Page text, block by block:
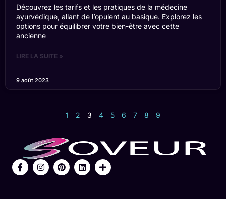
Découvrez les tarifs et les pratiques de la médecine
ayurvédique, allant de l’opulent au basique. Explorez les
options pour équilibrer votre bien-être avec cette
ancienne
LIRE LA SUITE »
9 août 2023
1 2 3 4 5 6 7 8 9